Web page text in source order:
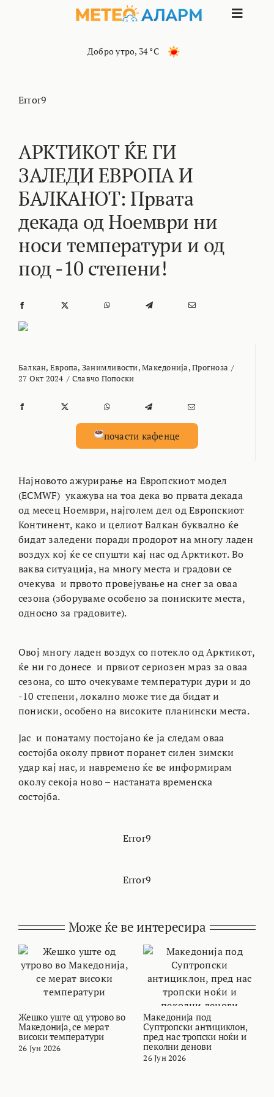
Toggle
ИНТЕРЕСНО
КОНТАКТ
МАРКЕТИНГ
Добро утро, 34 °C
Error9
АРКТИКОТ ЌЕ ГИ
ЗАЛЕДИ ЕВРОПА И
БАЛКАНОТ: Првата
декада од Ноември ни
носи температури и од
под -10 степени!
Балкан, Европа, Занимливости,Македонија,Прогноза /
27 Окт 2024 / Славчо Попоски
почасти кафенце
Најновото ажурирање на Европскиот модел
(ECMWF) укажува на тоа дека во првата декада
од месец Ноември, најголем дел од Европскиот
Континент, како и целиот Балкан буквално ќе
бидат заледени поради продорот на многу ладен
воздух кој ќе се спушти кај нас од Арктикот. Во
ваква ситуација, на многу места и градови се
очекува и првото провејување на снег за оваа
сезона (зборуваме особено за пониските места,
односно за градовите).
Овој многу ладен воздух со потекло од Арктикот,
ќе ни го донесе и првиот сериозен мраз за оваа
сезона, со што очекуваме температури дури и до
-10 степени, локално може тие да бидат и
пониски, особено на високите планински места.
Јас и понатаму постојано ќе ја следам оваа
состојба околу првиот поранет силен зимски
удар кај нас, и навремено ќе ве информирам
околу секоја ново – настаната временска
состојба.
Error9
Error9
Може ќе ве интересира
Жешко уште од утрово во
Македонија, се мерат
високи температури
26 Јун 2026
Македонија под
Суптропски антициклон,
пред нас тропски ноќи и
пеколни денови
26 Јун 2026